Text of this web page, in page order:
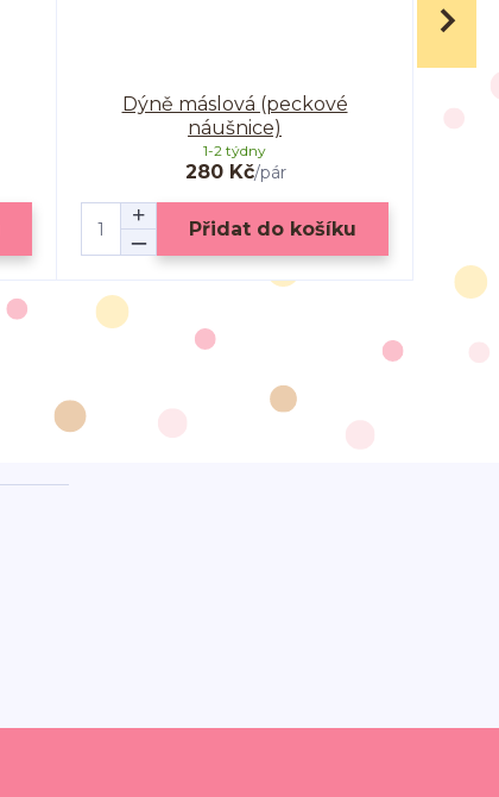
Dýně máslová (peckové
náušnice)
280 Kč/pár
1-2 týdny
Přidat do košíku